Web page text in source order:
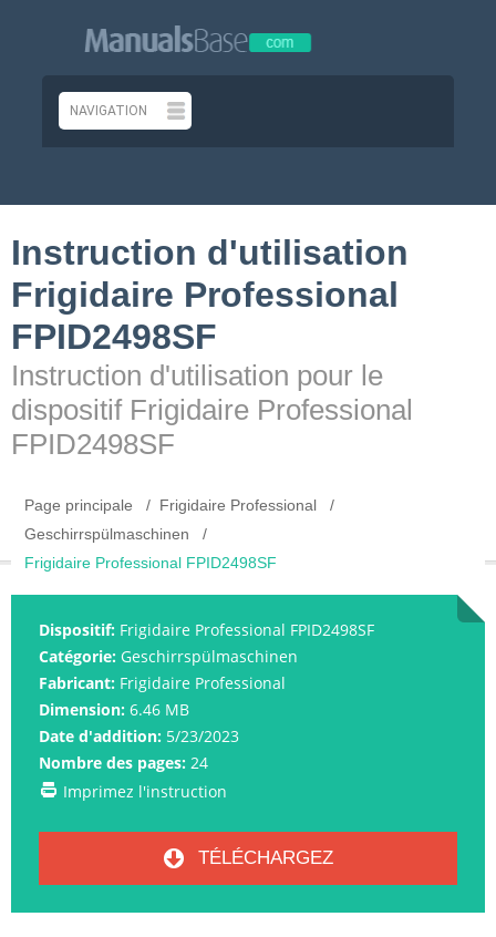
Instruction d'utilisation
Frigidaire Professional
FPID2498SF
Instruction d'utilisation pour le
dispositif Frigidaire Professional
FPID2498SF
Page principale
Frigidaire Professional
Geschirrspülmaschinen
Frigidaire Professional FPID2498SF
Dispositif: Frigidaire Professional FPID2498SF
Catégorie: Geschirrspülmaschinen
Fabricant: Frigidaire Professional
Dimension: 6.46 MB
Date d'addition: 5/23/2023
Nombre des pages: 24
Imprimez l'instruction
TÉLÉCHARGEZ